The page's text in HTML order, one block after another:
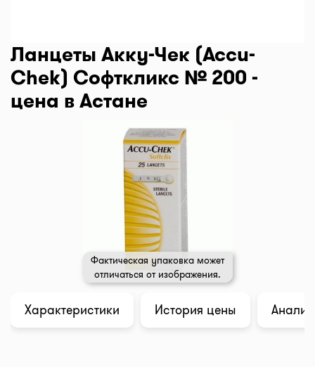
Ланцеты Акку-Чек (Accu-
Chek) Софткликс № 200 -
цена в Астане
Фактическая упаковка может
отличаться от изображения.
Характеристики История цены